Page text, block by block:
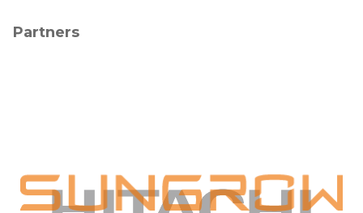
Partners